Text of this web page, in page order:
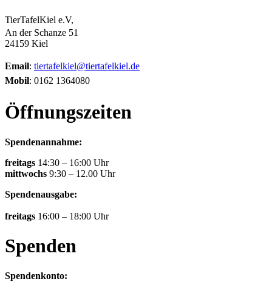
TierTafelKiel e.V,
An der Schanze 51
24159 Kiel
Email: tiertafelkiel@tiertafelkiel.de
Mobil: 0162 1364080
Öffnungszeiten
Spendenannahme:
freitags 14:30 – 16:00 Uhr
mittwochs 9:30 – 12.00 Uhr
Spendenausgabe:
freitags 16:00 – 18:00 Uhr
Spenden
Spendenkonto: